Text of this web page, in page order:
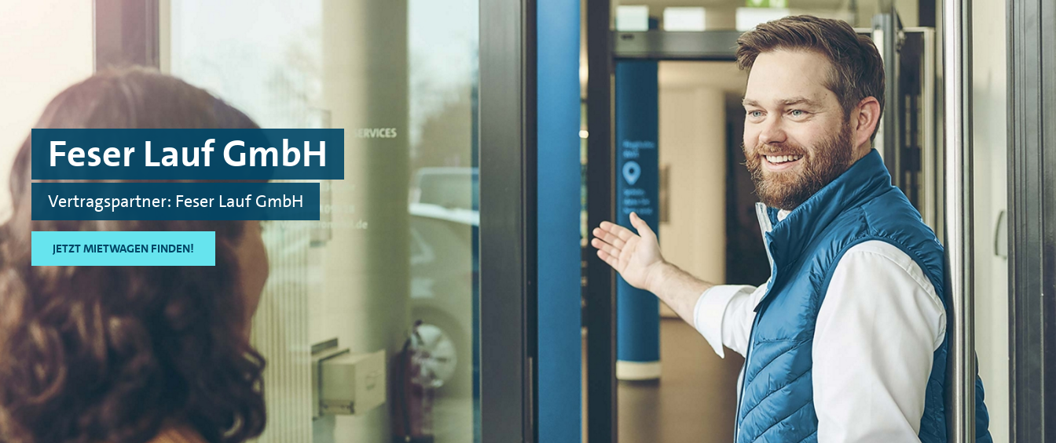
Feser Lauf GmbH
Vertragspartner: Feser Lauf GmbH
JETZT MIETWAGEN FINDEN!